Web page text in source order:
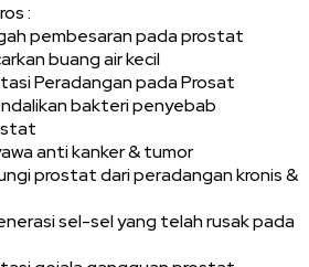
:
pembesaran pada prostat
buang air kecil
Peradangan pada Prosat
bakteri penyebab
anti kanker & tumor
prostat dari peradangan kronis &
sel-sel yang telah rusak pada